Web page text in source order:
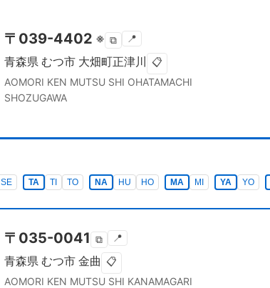
〒 039-4402 ※ ⧉ 📍
青森県 むつ市 大畑町正津川 📋
AOMORI KEN MUTSU SHI OHATAMACHI
SHOZUGAWA
SE TA TI TO NA HU HO MA MI YA YO
〒 035-0041 ⧉ 📍
青森県 むつ市 金曲 📋
AOMORI KEN MUTSU SHI KANAMAGARI